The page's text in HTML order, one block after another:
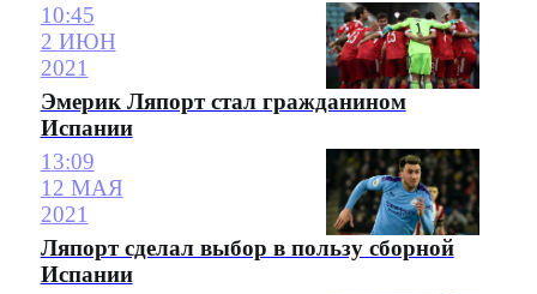
10:45
2 ИЮН
2021
Эмерик Ляпорт стал гражданином
Испании
13:09
12 МАЯ
2021
Ляпорт сделал выбор в пользу сборной
Испании